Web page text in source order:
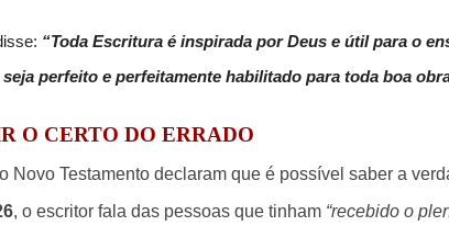
“Toda Escritura é inspirada por Deus e útil para o
perfeito e perfeitamente habilitado para toda boa
O CERTO DO ERRADO
Novo Testamento declaram que é possível saber a
, o escritor fala das pessoas que tinham “recebido o